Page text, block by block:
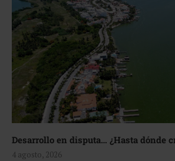
Desarrollo en disputa… ¿Hasta dónde
4 agosto, 2026